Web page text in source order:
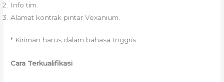
Info tim.
Alamat kontrak pintar Vexanium.
* Kiriman harus dalam bahasa Inggris.
Cara Terkualifikasi